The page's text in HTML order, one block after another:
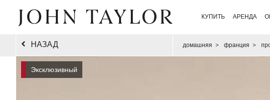
КУПИТЬ АРЕНДА
НАЗАД домашняя > франция >
Эксклюзивный